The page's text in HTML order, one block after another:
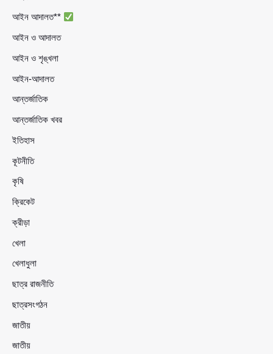
আইন আদালত**
আইন ও আদালত
আইন ও শৃঙ্খলা
আইন-আদালত
আন্তর্জাতিক
আন্তর্জাতিক খবর
ইতিহাস
কূটনীতি
কৃষি
ক্রিকেট
ক্রীড়া
খেলা
খেলাধুলা
ছাত্র রাজনীতি
ছাত্রসংগঠন
জাতীয়
জাতীয়